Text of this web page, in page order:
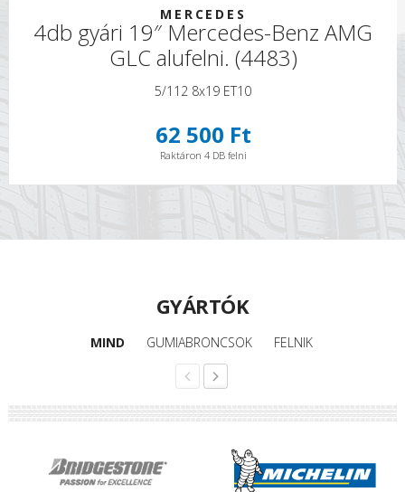
MERCEDES
4db gyári 19″ Mercedes-Benz AMG
GLC alufelni. (4483)
5/112 8x19 ET10
62 500 Ft
Raktáron 4 DB felni
GYÁRTÓK
MIND GUMIABRONCSOK FELNIK